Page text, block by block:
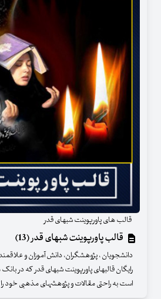
قالب های پاورپوینت شبهای قدر
قالب پاورپوینت شبهای قدر (13)
دانشجویان ، پژوهشگران، دانش آموزان و
رایگان قالبهای پاورپوینت شبهای قدر که در
است به راحتی مقالات و پژوهشهای مذهبی خود را